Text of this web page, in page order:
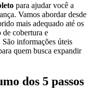
para ajudar você a
Vamos abordar desde
mais adequado até os
de cobertura e
São informações úteis
quem busca expandir
dos 5 passos